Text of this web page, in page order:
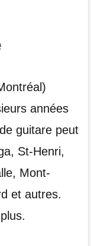
années
guitare peut
St-Henri,
Mont-
et autres.